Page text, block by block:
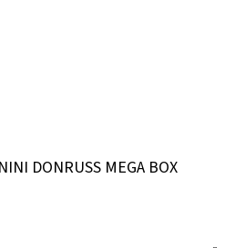
DONRUSS MEGA BOX